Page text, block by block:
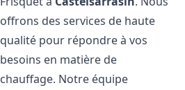
offrons des services de haute
qualité pour répondre à vos
besoins en matière de
chauffage. Notre équipe